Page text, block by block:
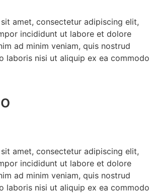
amet, consectetur adipiscing elit,
incididunt ut labore et dolore
ad minim veniam, quis nostrud
laboris nisi ut aliquip ex ea commodo
amet, consectetur adipiscing elit,
incididunt ut labore et dolore
ad minim veniam, quis nostrud
laboris nisi ut aliquip ex ea commodo